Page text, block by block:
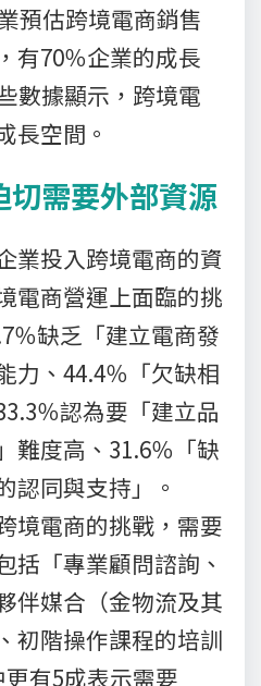
預估跨境電商銷售
有70％企業的成長
數據顯示，跨境電
長空間。
需要外部資源
投入跨境電商的資
電商營運上面臨的挑
％缺乏「建立電商發
力、44.4％「欠缺相
％認為要「建立品
難度高、31.6％「缺
認同與支持」。
電商的挑戰，需要
括「專業顧問諮詢、
伴媒合（金物流及其
初階操作課程的培訓
有5成表示需要